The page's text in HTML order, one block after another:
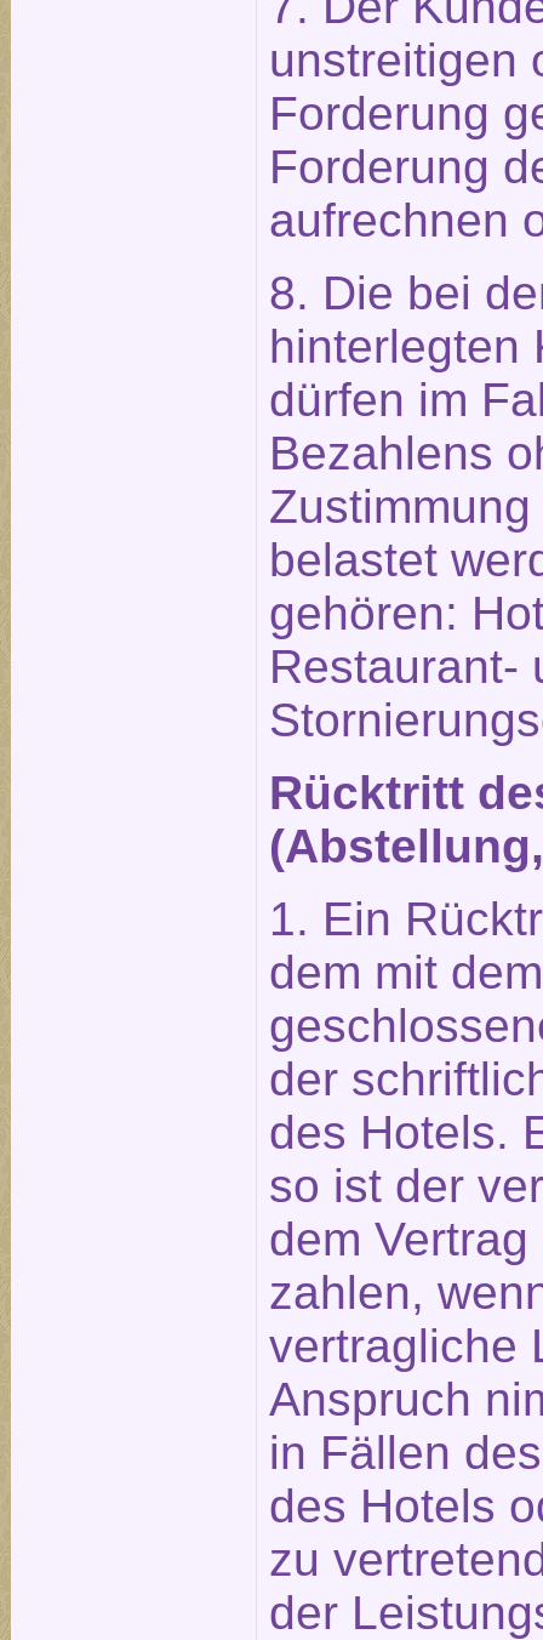
unstreitigen
Forderung
Forderung
aufrechnen
8. Die bei
hinterlegten
dürfen im
Bezahlens
belastet
gehören:
Restaurant-
Rücktritt
1. Ein
dem mit
der
des Hotels.
so ist der
dem
zahlen,
vertragliche
Anspruch
in Fällen
des Hotels
zu
der